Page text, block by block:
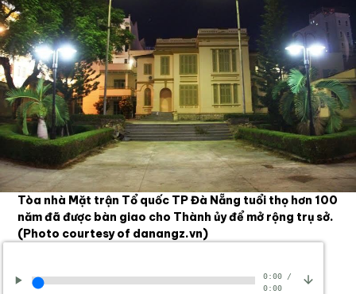
Tòa nhà Mặt trận Tổ quốc TP Đà Nẵng tuổi thọ hơn 100
năm đã được bàn giao cho Thành ủy để mở rộng trụ sở.
(Photo courtesy of danangz.vn)
0:00/
0:00